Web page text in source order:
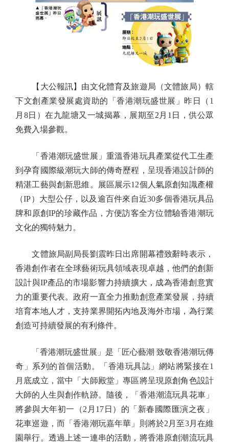
【大公報訊】由文化體育及旅遊局（文體旅局）轄
下文創產業發展處資助的「香港潮玩盛世展」昨日（1
月8日）在九龍塘又一城揭幕，展期至2月1日，供公眾
免費入場參觀。
「香港潮玩盛世展」重溫香港玩具產業從代工生產
到孕育國際級潮玩大師的傳奇歷程，呈現香港設計師的
精湛工藝與創新思維。展區展示12個人氣原創知識產權
（IP）大型公仔，以及逾百件來自近30多個香港玩具品
牌和原創IP的珍藏作品，方便訪客全方位體驗香港潮玩
文化的獨特魅力。
文體旅局副局長劉震昨日出席開幕禮致辭時表示，
香港創作者在全球藝術玩具領域表現卓越，他們的創新
設計與IP產品的市場影響力持續擴大，成為香港創意實
力的重要代表。政府一直全力推動創意產業發展，持續
培育本地人才，支持業界開拓內地及海外市場，為行業
創造可持續發展的有利條件。
「香港潮玩盛世展」是「匠心藝潮 致敬香港潮玩傳
奇」系列的首個活動。「香港玩具誌」網站將緊接在1
月底成立，當中「大師殿堂」專區將呈現原創角色設計
大師的人生與創作軌跡。隨後，「香港潮流玩具花車」
將參與大年初一（2月17日）的「新春國際匯演之夜」
花車巡遊，而「香港潮玩嘉年華」則將於2月至3月在維
園舉行。透過上述一連串的活動，將香港原創潮流玩具